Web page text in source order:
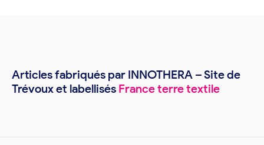
Articles fabriqués par INNOTHERA – Site de
Trévoux et labellisés France terre textile